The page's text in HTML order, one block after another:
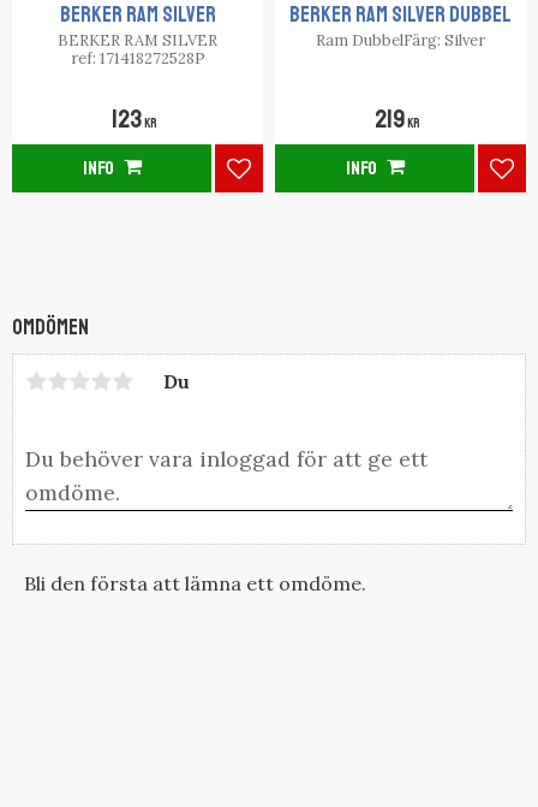
Omdömen
Du
Bli den första att lämna ett omdöme.
BERKER RAM SILVER
BERKER RAM SILVER
ref: 171418272528P
123 KR
Lägg till i favoriter
INFO
BERKER RAM SILVER DUBBEL
Ram DubbelFärg: Silver
219 KR
INFO